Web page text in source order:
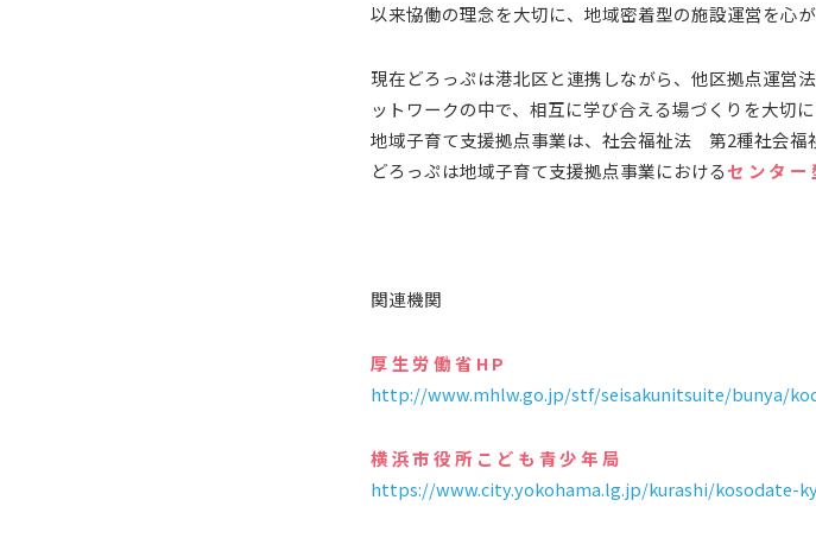
以来協働の理念を大切に、地域密着型の施設運営を心が
現在どろっぷは港北区と連携しながら、他区拠点運営
ットワークの中で、相互に学び合える場づくりを大切に
地域子育て支援拠点事業は、社会福祉法 第2種社会福
どろっぷは地域子育て支援拠点事業におけるセンター
関連機関
厚生労働省HP
http://www.mhlw.go.jp/stf/seisakunitsuite/bunya/
横浜市役所こども青少年局
https://www.city.yokohama.lg.jp/kurashi/kosodate-